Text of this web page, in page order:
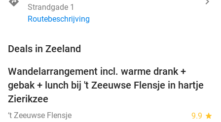
Strandgade 1
Routebeschrijving
Deals in Zeeland
TODAY
Wandelarrangement incl. warme drank +
gebak + lunch bij 't Zeeuwse Flensje in hartje
Zierikzee
‘t Zeeuwse Flensje 9.9 star